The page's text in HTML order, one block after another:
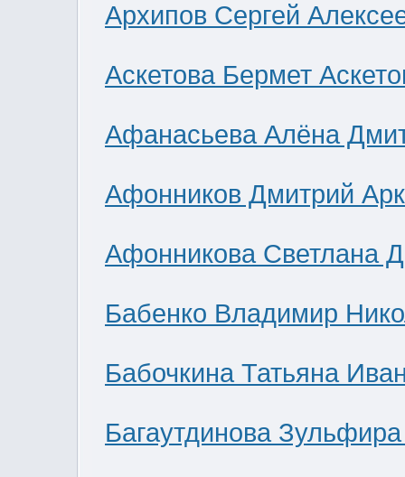
Архипов Сергей
Аскетова Бермет
Афанасьева Алёна
Афонников Дмитрий
Афонникова Светлана
Бабенко Владимир
Бабочкина Татьяна
Багаутдинова